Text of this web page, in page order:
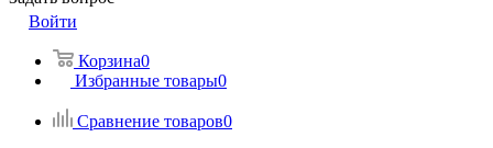
Войти
Корзина0
Избранные товары0
Сравнение товаров0